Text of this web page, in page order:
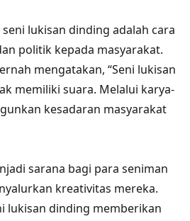
lukisan dinding adalah cara
politik kepada masyarakat.
mengatakan, “Seni lukisan
memiliki suara. Melalui karya-
kesadaran masyarakat
sarana bagi para seniman
kreativitas mereka.
lukisan dinding memberikan